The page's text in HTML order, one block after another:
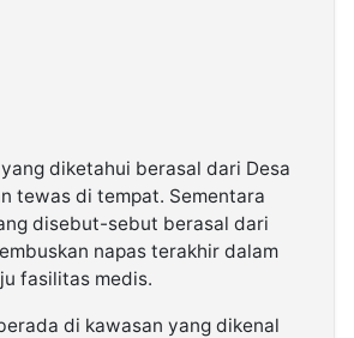
diketahui berasal dari Desa
tewas di tempat. Sementara
disebut-sebut berasal dari
napas terakhir dalam
fasilitas medis.
di kawasan yang dikenal